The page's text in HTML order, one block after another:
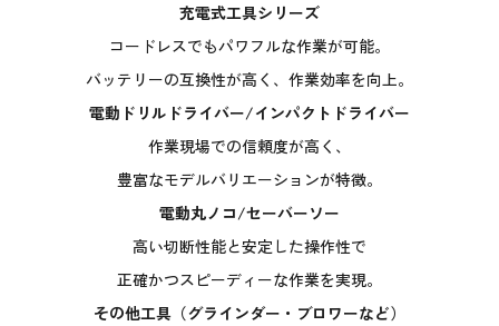
充電式工具シリーズ
コードレスでもパワフルな作業が可能。
バッテリーの互換性が高く、作業効率を向上。
電動ドリルドライバー/インパクトドライバー
作業現場での信頼度が高く、
豊富なモデルバリエーションが特徴。
電動丸ノコ/セーバーソー
高い切断性能と安定した操作性で
正確かつスピーディーな作業を実現。
その他工具（グラインダー・ブロワーなど）